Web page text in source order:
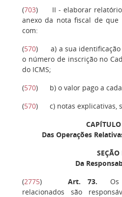
(703) II - elaborar
anexo da nota fiscal de
com:
(570)a) a sua identificação
o número de inscrição no
do ICMS;
(570) b) o valor pago a
(570) c) notas explicativas,
Das Operações
SEÇÃO
Da
(2775)Art. 73.
Os
relacionados são